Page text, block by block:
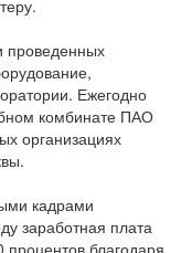
проведенных
Ежегодно
комбинате ПАО
организациях
кадрами
заработная плата